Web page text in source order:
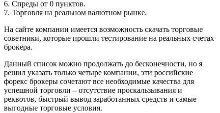
6. Спреды от 0 пунктов.
7. Торговля на реальном валютном рынке.
На сайте компании имеется возможность скачать торговые
советники, которые прошли тестирование на реальных счетах
брокера.
Данный список можно продолжать до бесконечности, но я
решил указать только четыре компании, эти российские
форекс брокеры сочетают все необходимые качества для
успешной торговли – отсутствие проскальзывания и
реквотов, быстрый вывод заработанных средств и самые
выгодные торговые условия.